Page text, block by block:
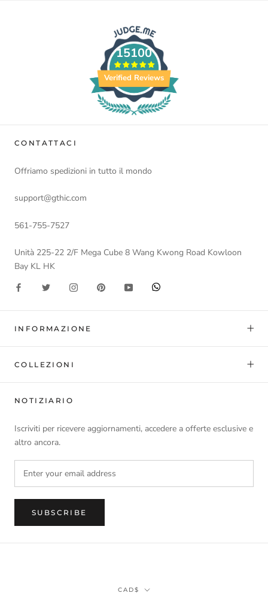
15100
Verified Reviews
CONTATTACI
Offriamo spedizioni in tutto il mondo
support@gthic.com
561-755-7527
Unità 225-22 2/F Mega Cube 8 Wang Kwong Road Kowloon
Bay KL HK
INFORMAZIONE
COLLEZIONI
NOTIZIARIO
Iscriviti per ricevere aggiornamenti, accedere a offerte esclusive e
altro ancora.
SUBSCRIBE
Currency
CAD$